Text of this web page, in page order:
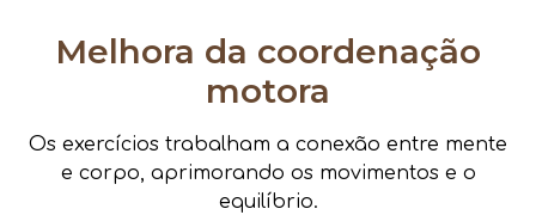
Melhora da coordenação
motora
Os exercícios trabalham a conexão entre mente
e corpo, aprimorando os movimentos e o
equilíbrio.